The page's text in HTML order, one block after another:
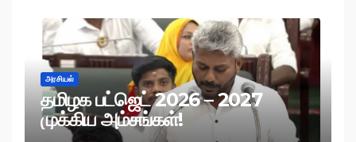
அரசியல்
தமிழக பட்ஜெட் 2026 – 2027
முக்கிய அம்சங்கள்!